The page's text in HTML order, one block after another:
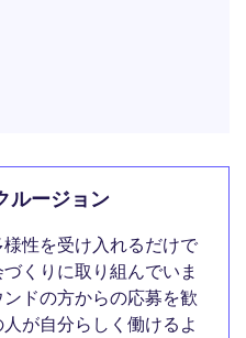
ルージョン
性を受け入れるだけで
くりに取り組んでいま
ドの方からの応募を歓
が自分らしく働けるよ